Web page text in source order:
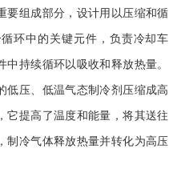
要组成部分，设计用以压缩和循
环中的关键元件，负责冷却车
持续循环以吸收和释放热量。
低压、低温气态制冷剂压缩成高
它提高了温度和能量，将其送往
制冷气体释放热量并转化为高压